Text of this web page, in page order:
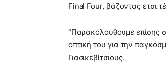
Final Four, βάζοντας έτσι
“Παρακολουθούμε επίσης
οπτική του για την
Γιασικεβίτσιους.